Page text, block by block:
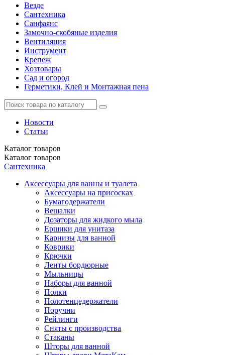
Везде
Сантехника
Санфаянс
Замочно-скобяные изделия
Вентиляция
Инструмент
Крепеж
Хозтовары
Сад и огород
Герметики, Клей и Монтажная пена
Новости
Статьи
Каталог товаров
Каталог товаров
Сантехника
Аксессуары для ванны и туалета
Аксессуары на присосках
Бумагодержатели
Вешалки
Дозаторы для жидкого мыла
Ершики для унитаза
Карнизы для ванной
Коврики
Крючки
Ленты бордюрные
Мыльницы
Наборы для ванной
Полки
Полотенцедержатели
Поручни
Рейлинги
Сняты с производства
Стаканы
Шторы для ванной